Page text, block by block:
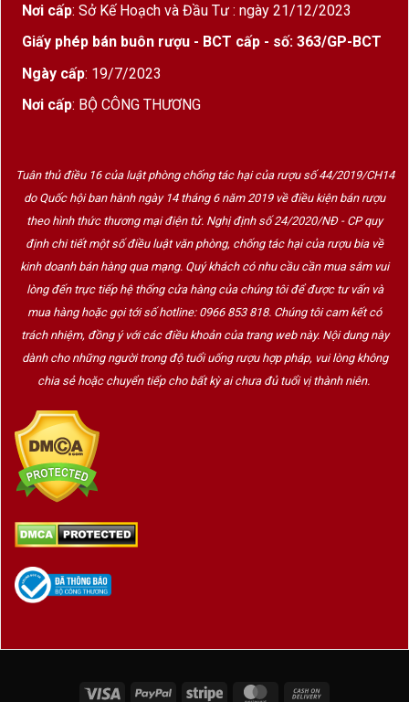
Nơi cấp: Sở Kế Hoạch và Đầu Tư : ngày 21/12/2023
Giấy phép bán buôn rượu - BCT cấp - số: 363/GP-BCT
Ngày cấp: 19/7/2023
Nơi cấp: BỘ CÔNG THƯƠNG
Tuân thủ điều 16 của luật phòng chống tác hại của rượu số 44/2019/CH14
do Quốc hội ban hành ngày 14 tháng 6 năm 2019 về điều kiện bán rượu
theo hình thức thương mại điện tử. Nghị định số 24/2020/NĐ - CP quy
định chi tiết một số điều luật văn phòng, chống tác hại của rượu bia về
kinh doanh bán hàng qua mạng. Quý khách có nhu cầu cần mua sắm vui
lòng đến trực tiếp hệ thống cửa hàng của chúng tôi để được tư vấn và
mua hàng hoặc gọi tới số hotline: 0966 853 818. Chúng tôi cam kết có
trách nhiệm, đồng ý với các điều khoản của trang web này. Nội dung này
dành cho những người trong độ tuổi uống rượu hợp pháp, vui lòng không
chia sẻ hoặc chuyển tiếp cho bất kỳ ai chưa đủ tuổi vị thành niên.
Visa PayPal Stripe MasterCard